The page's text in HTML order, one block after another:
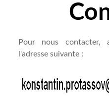
Pour nous contacter,
l'adresse suivante :